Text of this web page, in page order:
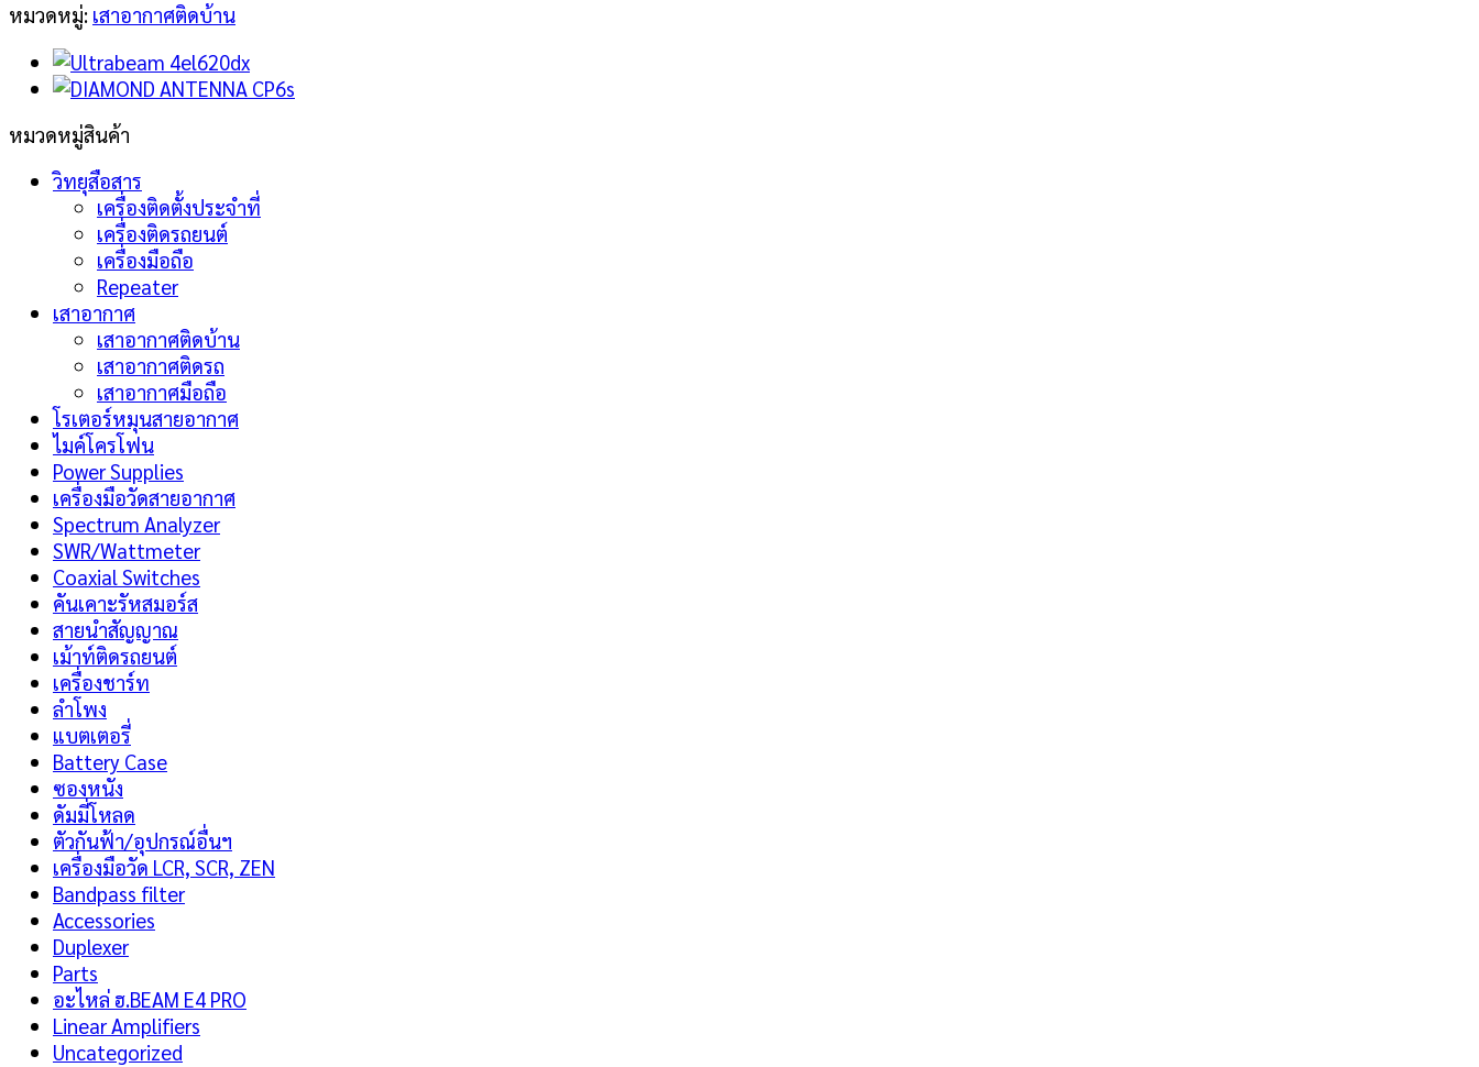
หมวดหมู่: เสาอากาศติดบ้าน
หมวดหมู่สินค้า
วิทยุสือสาร
เครื่องติดตั้งประจำที่
เครื่องติดรถยนต์
เครื่องมือถือ
Repeater
เสาอากาศ
เสาอากาศติดบ้าน
เสาอากาศติดรถ
เสาอากาศมือถือ
โรเตอร์หมุนสายอากาศ
ไมค์โครโฟน
Power Supplies
เครื่องมือวัดสายอากาศ
Spectrum Analyzer
SWR/Wattmeter
Coaxial Switches
คันเคาะรัหสมอร์ส
สายนำสัญญาณ
เม้าท์ติดรถยนต์
เครื่องชาร์ท
ลำโพง
แบตเตอรี่
Battery Case
ซองหนัง
ดัมมี่โหลด
ตัวกันฟ้า/อุปกรณ์อื่นฯ
เครื่องมือวัด LCR, SCR, ZEN
Bandpass filter
Accessories
Duplexer
Parts
อะไหล่ ฮ.BEAM E4 PRO
Linear Amplifiers
Uncategorized